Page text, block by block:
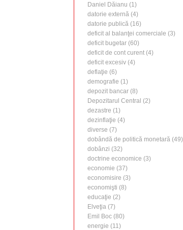
Daniel Dăianu (1)
datorie externă (4)
datorie publică (16)
deficit al balanţei comerciale (3)
deficit bugetar (60)
deficit de cont curent (4)
deficit excesiv (4)
deflaţie (6)
demografie (1)
depozit bancar (8)
Depozitarul Central (2)
dezastre (1)
dezinflaţie (4)
diverse (7)
dobândă de politică monetară (49)
dobânzi (32)
doctrine economice (3)
economie (37)
economisire (3)
economişti (8)
educaţie (2)
Elveţia (7)
Emil Boc (80)
energie (11)